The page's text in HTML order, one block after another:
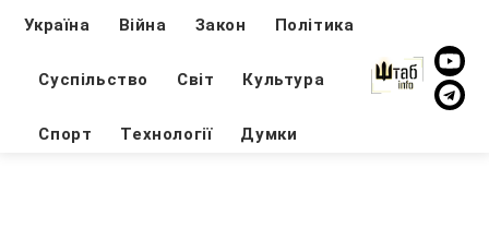
Україна Війна Закон Політика
Суспільство Світ Культура
Спорт Технології Думки